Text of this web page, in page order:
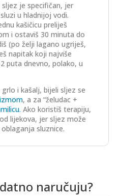
je specifičan, jer
u hladnijoj vodi.
kašičicu preliješ
i ostaviš 30 minuta do
(po želji lagano ugriješ,
napitak koji najviše
puta dnevno, polako, u
i kašalj, bijeli sljez se
, a za “želudac +
. Ako koristiš terapiju,
lijekova, jer sljez može
sluznice.
naručuju?